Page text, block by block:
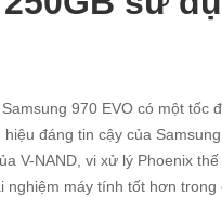
970 EVO có một tốc
đáng tin cậy của
V-NAND, vi xử lý Phoenix
máy tính tốt hơn trong